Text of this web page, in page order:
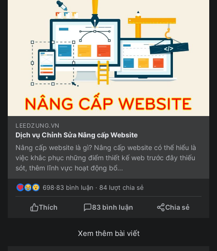
LEEDZUNG.VN
Dịch vụ Chỉnh Sửa Nâng cấp Website
Nâng cấp website là gì? Nâng cấp website có thể hiểu là
việc khắc phục những điểm thiết kế web trước đây thiếu
sót, thêm lĩnh vực hoạt động bổ...
698·83 bình luận · 84 lượt chia sẻ
Thích 83 bình luận Chia sẻ
Xem thêm bài viết